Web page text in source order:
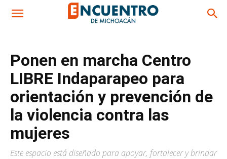
Ponen en marcha Centro
LIBRE Indaparapeo para
orientación y prevención de
la violencia contra las
mujeres
Este espacio está diseñado para apoyar, fortalecer y brindar